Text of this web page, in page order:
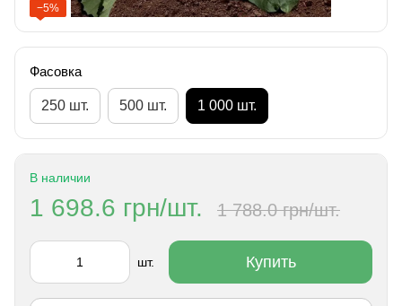
−5%
Фасовка
250 шт. 500 шт. 1 000 шт.
В наличии
1 698.6 грн/шт. 1 788.0 грн/шт.
шт. Купить